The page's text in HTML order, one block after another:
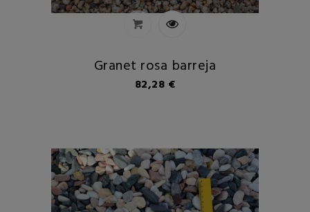
Granet rosa barreja
Preu
82,28 €